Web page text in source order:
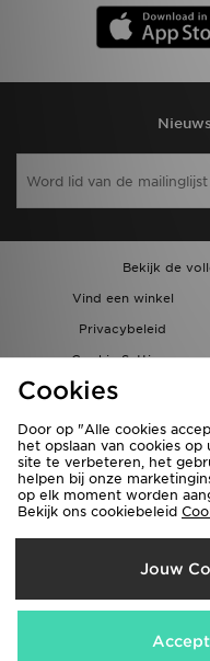
Bekijk de
Vind een winkel
Privacybeleid
Cookie Settings
Bestellingen en Levering
België
Wij accepteren
Cookies
Door op "Alle cookies
het opslaan van cookies
site te verbeteren, het
helpen bij onze
op elk moment worden
Bekijk ons cookiebeleid
Jouw